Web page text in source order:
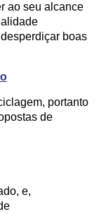
ao seu alcance
boas
portanto
de
e,